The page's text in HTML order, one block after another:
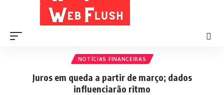
NOTÍCIAS FINANCEIRAS
Juros em queda a partir de março; dados
influenciarão ritmo